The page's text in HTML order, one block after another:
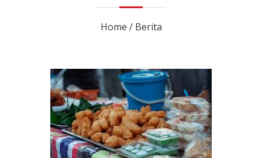
Home / Berita